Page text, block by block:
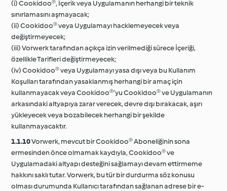
(i) Cookidoo®, İçerik veya Uygulamanın herhangi bir teknik
sınırlamasını aşmayacak;
(ii) Cookidoo® veya Uygulamayı hacklemeyecek veya
değiştirmeyecek;
(iii) Vorwerk tarafından açıkça izin verilmediği sürece İçeriği,
özellikle Tarifleri değiştirmeyecek;
(iv) Cookidoo® veya Uygulamayı yasa dışı veya bu Kullanım
Koşulları tarafından yasaklanmış herhangi bir amaç için
kullanmayacak veya Cookidoo®’yu Cookidoo® ve Uygulamanın
arkasındaki altyapıya zarar verecek, devre dışı bırakacak, aşırı
yükleyecek veya bozabilecek herhangi bir şekilde
kullanmayacaktır.
1.1.10Vorwerk, mevcut bir Cookidoo® Aboneliğinin sona
ermesinden önce olmamak kaydıyla, Cookidoo® ve
Uygulamadaki altyapı desteğini sağlamayı devam ettirmeme
hakkını saklı tutar. Vorwerk, bu tür bir durdurma söz konusu
olması durumunda Kullanıcı tarafından sağlanan adrese bir e-